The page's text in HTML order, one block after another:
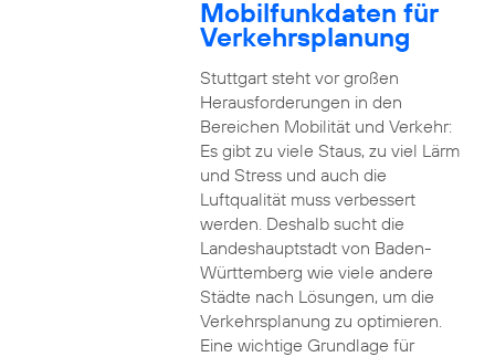
Mobilfunkdaten für
Verkehrsplanung
Stuttgart steht vor großen
Herausforderungen in den
Bereichen Mobilität und Verkehr:
Es gibt zu viele Staus, zu viel Lärm
und Stress und auch die
Luftqualität muss verbessert
werden. Deshalb sucht die
Landeshauptstadt von Baden-
Württemberg wie viele andere
Städte nach Lösungen, um die
Verkehrsplanung zu optimieren.
Eine wichtige Grundlage für